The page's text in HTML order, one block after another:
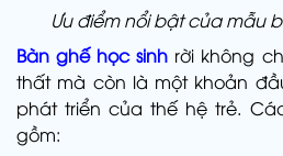
Ưu điểm nổi bật của mẫu
Bàn ghế học sinh rời không
thất mà còn là một khoản
phát triển của thế hệ trẻ.
gồm: